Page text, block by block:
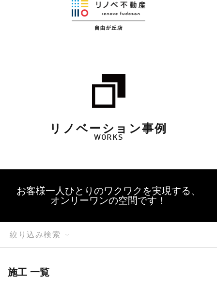
リノベーション事例
WORKS
お客様一人ひとりのワクワクを実現する、
オンリーワンの空間です！
絞り込み検索
施工 一覧